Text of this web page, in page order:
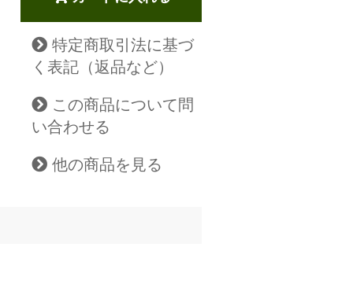
特定商取引法に基づ
く表記（返品など）
この商品について問
い合わせる
他の商品を見る